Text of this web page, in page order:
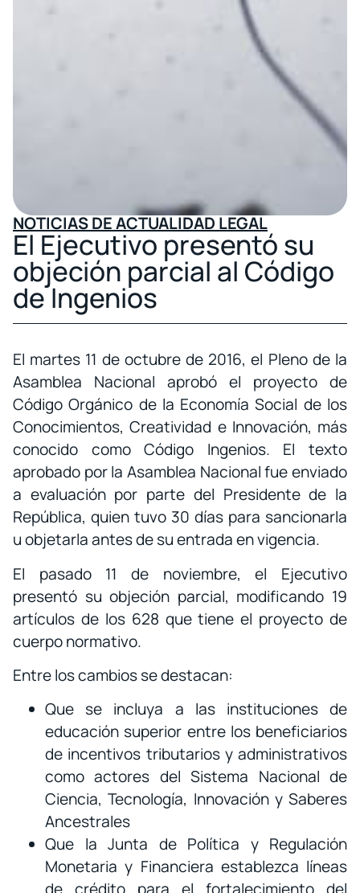
NOTICIAS DE ACTUALIDAD LEGAL
El Ejecutivo presentó su
objeción parcial al Código
de Ingenios
El martes 11 de octubre de 2016, el Pleno de la
Asamblea Nacional aprobó el proyecto de
Código Orgánico de la Economía Social de los
Conocimientos, Creatividad e Innovación, más
conocido como Código Ingenios. El texto
aprobado por la Asamblea Nacional fue enviado
a evaluación por parte del Presidente de la
República, quien tuvo 30 días para sancionarla
u objetarla antes de su entrada en vigencia.
El pasado 11 de noviembre, el Ejecutivo
presentó su objeción parcial, modificando 19
artículos de los 628 que tiene el proyecto de
cuerpo normativo.
Entre los cambios se destacan:
Que se incluya a las instituciones de
educación superior entre los beneficiarios
de incentivos tributarios y administrativos
como actores del Sistema Nacional de
Ciencia, Tecnología, Innovación y Saberes
Ancestrales
Que la Junta de Política y Regulación
Monetaria y Financiera establezca líneas